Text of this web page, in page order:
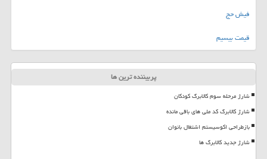
فیش حج
قیمت بیسیم
پربیننده ترین ها
شارژ مرحله سوم کالابرگ کودکان
شارژ کالابرگ کد ملی های باقی مانده
بازطراحی اکوسیستم اشتغال بانوان
شارژ جدید کالابرگ ها